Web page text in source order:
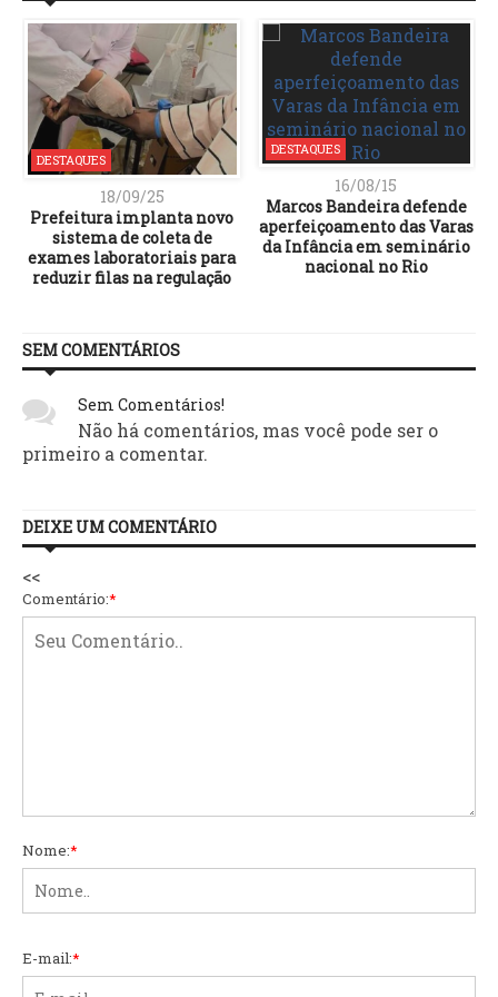
DESTAQUES
18/09/25
Prefeitura implanta novo
sistema de coleta de
exames laboratoriais para
reduzir filas na regulação
DESTAQUES
16/08/15
Marcos Bandeira defende
aperfeiçoamento das Varas
da Infância em seminário
nacional no Rio
SEM COMENTÁRIOS
Sem Comentários!
Não há comentários, mas você pode ser o
primeiro a comentar.
DEIXE UM COMENTÁRIO
<<
Comentário:*
Nome:*
E-mail:*